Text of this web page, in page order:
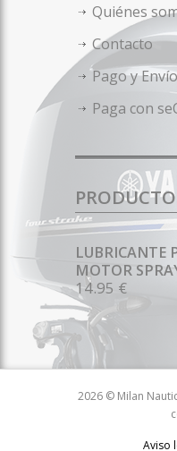
Quiénes
Contacto
Pago y Envío
Paga con
LUBRICANTE
MOTOR
14.95 €
2026 © Milan
Aviso